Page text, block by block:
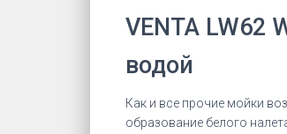
VENTA LW62
водой
Как и все прочие мойки
образование белого